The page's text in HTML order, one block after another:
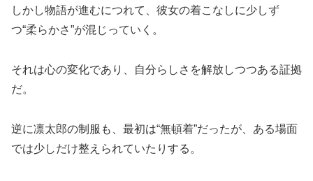
しかし物語が進むにつれて、彼女の着こなしに少しず
つ“柔らかさ”が混じっていく。
それは心の変化であり、自分らしさを解放しつつある証拠
だ。
逆に凛太郎の制服も、最初は“無頓着”だったが、ある場面
では少しだけ整えられていたりする。